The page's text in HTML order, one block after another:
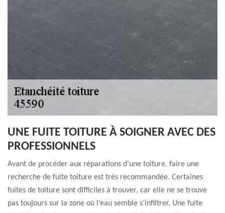
UNE FUITE TOITURE À SOIGNER AVEC DES
PROFESSIONNELS
Avant de procéder aux réparations d’une toiture, faire une
recherche de fuite toiture est très recommandée. Certaines
fuites de toiture sont difficiles à trouver, car elle ne se trouve
pas toujours sur la zone où l’eau semble s’infiltrer. Une fuite